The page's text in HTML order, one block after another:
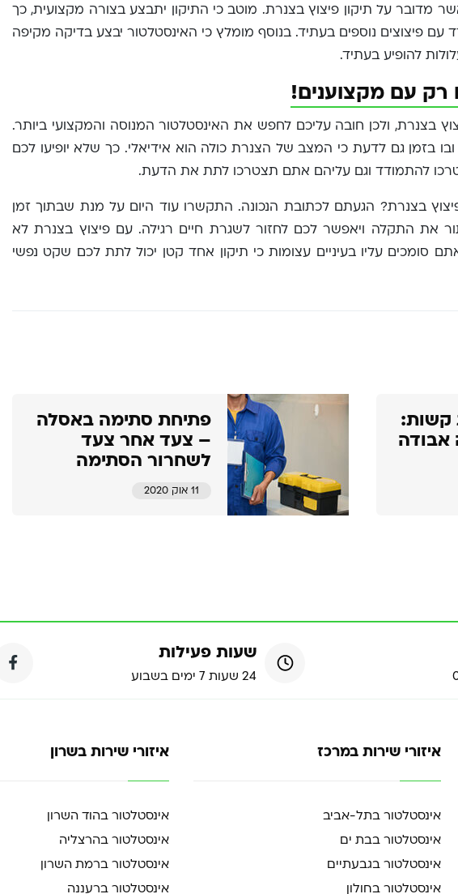
מדובר על תיקון פיצוץ בצנרת. מוטב כי התיקון יתבצע בצורה מקצועית, כך
עם פיצוצים נוספים בעתיד. בנוסף מומלץ כי האינסטלטור יבצע בדיקה מקיפה
להופיע בעתיד.
רק עם מקצוענים!
בצנרת, ולכן חובה עליכם לחפש את האינסטלטור המנוסה והמקצועי ביותר.
בזמן גם לדעת כי המצב של הצנרת כולה הוא אידיאלי. כך שלא יופיעו לכם
להתמודד וגם עליהם אתם תצטרכו לתת את הדעת.
בצנרת? הגעתם לכתובת הנכונה. התקשרו עוד היום על מנת שבתוך זמן
את התקלה ויאפשר לכם לחזור לשגרת חיים רגילה. עם פיצוץ בצנרת לא
סומכים עליו בעיניים עצומות כי תיקון אחד קטן יכול לתת לכם שקט נפשי
קשות:
אבודה
פתיחת סתימה באסלה
– צעד אחר צעד
לשחרור הסתימה
11 אוק 2020
שעות פעילות
24 שעות 7 ימים בשבוע
איזורי שירות במרכז
אינסטלטור בתל-אביב
אינסטלטור בבת ים
אינסטלטור בגבעתיים
אינסטלטור בחולון
איזורי שירות בשרון
אינסטלטור בהוד השרון
אינסטלטור בהרצליה
אינסטלטור ברמת השרון
אינסטלטור ברעננה